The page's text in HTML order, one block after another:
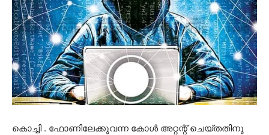
കൊച്ചി . ഫോണിലേക്കുവന്ന കോള്‍ അറ്റന്റ് ചെയ്തതിനു